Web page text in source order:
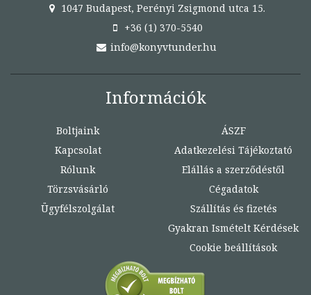
1047 Budapest, Perényi Zsigmond utca 15.
+36 (1) 370-5540
info@konyvtunder.hu
Információk
Boltjaink
Kapcsolat
Rólunk
Törzsvásárló
Ügyfélszolgálat
ÁSZF
Adatkezelési Tájékoztató
Elállás a szerződéstől
Cégadatok
Szállítás és fizetés
Gyakran Ismételt Kérdések
Cookie beállítások